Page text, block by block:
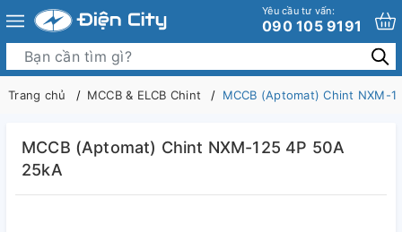
Yêu cầu tư vấn:
090 105 9191
Trang chủ MCCB & ELCB Chint MCCB (Aptomat) Chint NXM-
MCCB (Aptomat) Chint NXM-125 4P 50A
25kA